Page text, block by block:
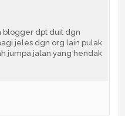
blogger dpt duit dgn
jeles dgn org lain pulak
jumpa jalan yang hendak